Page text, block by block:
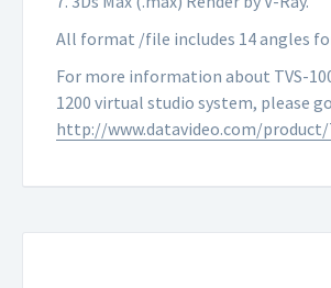
All format /file includes 14 angles
For more information about TVS-
1200 virtual studio system, please
http://www.datavideo.com/product/